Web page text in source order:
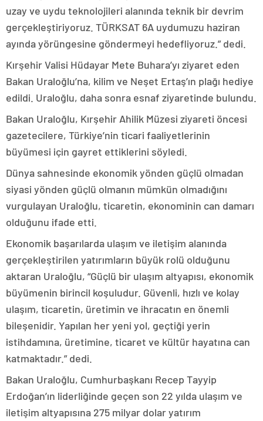
uzay ve uydu teknolojileri alanında teknik bir devrim
gerçekleştiriyoruz. TÜRKSAT 6A uydumuzu haziran
ayında yörüngesine göndermeyi hedefliyoruz.” dedi.
Kırşehir Valisi Hüdayar Mete Buhara’yı ziyaret eden
Bakan Uraloğlu’na, kilim ve Neşet Ertaş’ın plağı hediye
edildi. Uraloğlu, daha sonra esnaf ziyaretinde bulundu.
Bakan Uraloğlu, Kırşehir Ahilik Müzesi ziyareti öncesi
gazetecilere, Türkiye’nin ticari faaliyetlerinin
büyümesi için gayret ettiklerini söyledi.
Dünya sahnesinde ekonomik yönden güçlü olmadan
siyasi yönden güçlü olmanın mümkün olmadığını
vurgulayan Uraloğlu, ticaretin, ekonominin can damarı
olduğunu ifade etti.
Ekonomik başarılarda ulaşım ve iletişim alanında
gerçekleştirilen yatırımların büyük rolü olduğunu
aktaran Uraloğlu, “Güçlü bir ulaşım altyapısı, ekonomik
büyümenin birincil koşuludur. Güvenli, hızlı ve kolay
ulaşım, ticaretin, üretimin ve ihracatın en önemli
bileşenidir. Yapılan her yeni yol, geçtiği yerin
istihdamına, üretimine, ticaret ve kültür hayatına can
katmaktadır.” dedi.
Bakan Uraloğlu, Cumhurbaşkanı Recep Tayyip
Erdoğan’ın liderliğinde geçen son 22 yılda ulaşım ve
iletişim altyapısına 275 milyar dolar yatırım